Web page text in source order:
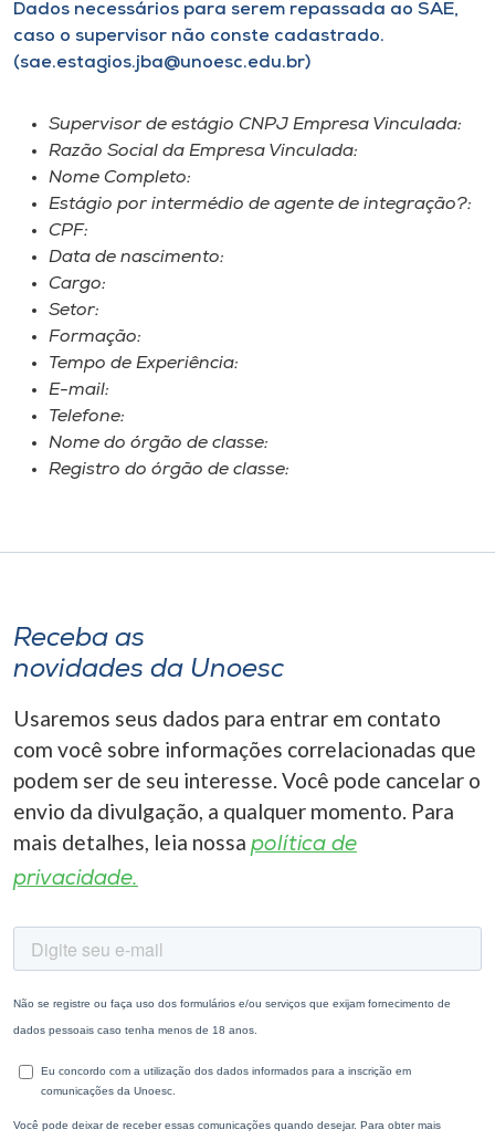
Dados necessários para serem repassada ao SAE,
caso o supervisor não conste cadastrado.
(sae.estagios.jba@unoesc.edu.br)
Supervisor de estágio CNPJ Empresa Vinculada:
Razão Social da Empresa Vinculada:
Nome Completo:
Estágio por intermédio de agente de integração?:
CPF:
Data de nascimento:
Cargo:
Setor:
Formação:
Tempo de Experiência:
E-mail:
Telefone:
Nome do órgão de classe:
Registro do órgão de classe:
Receba as
novidades da Unoesc
Usaremos seus dados para entrar em contato
com você sobre informações correlacionadas que
podem ser de seu interesse. Você pode cancelar o
envio da divulgação, a qualquer momento. Para
mais detalhes, leia nossa política de
privacidade.